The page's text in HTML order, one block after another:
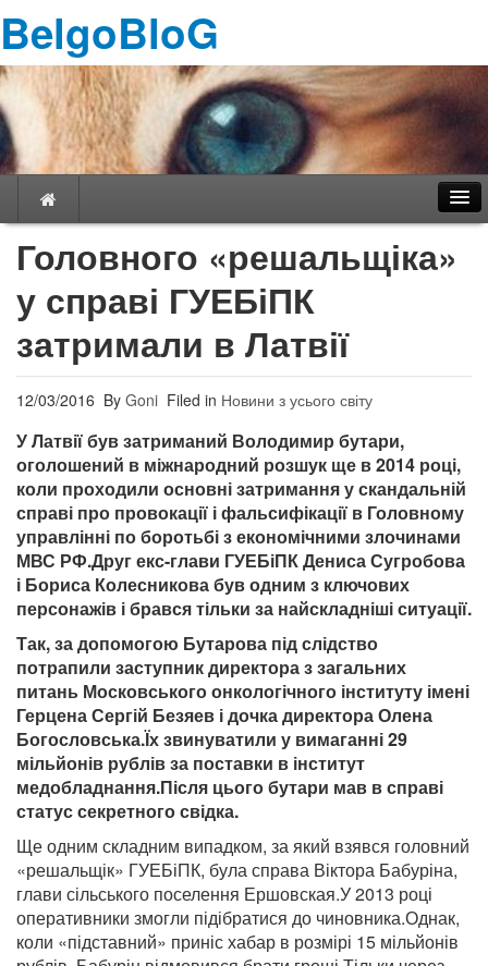
BelgoBloG
Навігація
Головного «решальщіка»
у справі ГУЕБіПК
затримали в Латвії
12/03/2016 By Goni Filed in Новини з усього світу
У Латвії був затриманий Володимир бутари,
оголошений в міжнародний розшук ще в 2014 році,
коли проходили основні затримання у скандальній
справі про провокації і фальсифікації в Головному
управлінні по боротьбі з економічними злочинами
МВС РФ.Друг екс-глави ГУЕБіПК Дениса Сугробова
і Бориса Колесникова був одним з ключових
персонажів і брався тільки за найскладніші ситуації.
Так, за допомогою Бутарова під слідство
потрапили заступник директора з загальних
питань Московського онкологічного інституту імені
Герцена Сергій Безяев і дочка директора Олена
Богословська.Їх звинуватили у вимаганні 29
мільйонів рублів за поставки в інститут
медобладнання.Після цього бутари мав в справі
статус секретного свідка.
Ще одним складним випадком, за який взявся головний
«решальщік» ГУЕБіПК, була справа Віктора Бабуріна,
глави сільського поселення Ершовская.У 2013 році
оперативники змогли підібратися до чиновника.Однак,
коли «підставний» приніс хабар в розмірі 15 мільйонів